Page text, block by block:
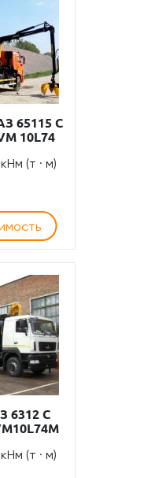
65115 С
10L74
(т · м)
С
(т · м)